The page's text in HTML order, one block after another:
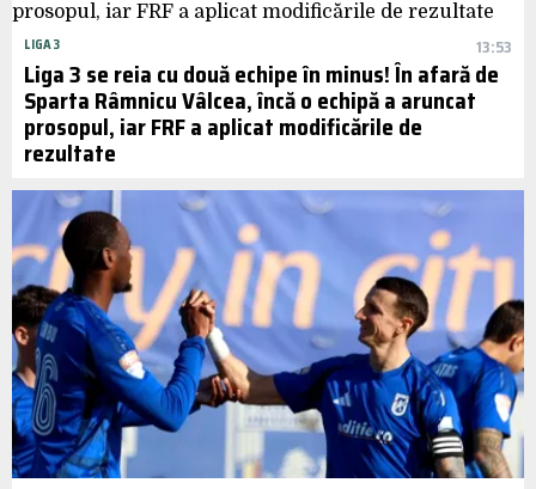
LIGA 3 13:53
Liga 3 se reia cu două echipe în minus! În afară de
Sparta Râmnicu Vâlcea, încă o echipă a aruncat
prosopul, iar FRF a aplicat modificările de
rezultate